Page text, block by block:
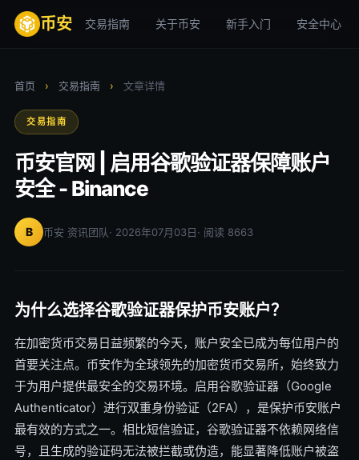
币安 交易指南 关于币安 新手入门 安全中心
首页 › 交易指南 › 文章详情
交易指南
币安官网 | 启用谷歌验证器保障账户
安全 - Binance
B 币安 资讯团队· 2026年07月03日· 阅读 8663
为什么选择谷歌验证器保护币安账户？
在加密货币交易日益频繁的今天，账户安全已成为每位用户的
首要关注点。币安作为全球领先的加密货币交易所，始终致力
于为用户提供最安全的交易环境。启用谷歌验证器（Google
Authenticator）进行双重身份验证（2FA），是保护币安账户
最有效的方式之一。相比短信验证，谷歌验证器不依赖网络信
号，且生成的验证码无法被拦截或伪造，能显著降低账户被盗